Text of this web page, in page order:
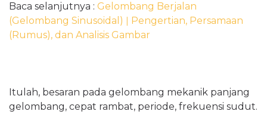
Baca selanjutnya : Gelombang Berjalan
(Gelombang Sinusoidal) ǀ Pengertian, Persamaan
(Rumus), dan Analisis Gambar
Itulah, besaran pada gelombang mekanik panjang
gelombang, cepat rambat, periode, frekuensi sudut.